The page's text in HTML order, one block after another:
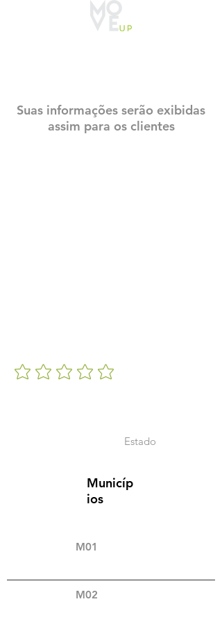
Suas informações serão exibidas
assim para os clientes
Estado
Municíp
ios
M01
M02